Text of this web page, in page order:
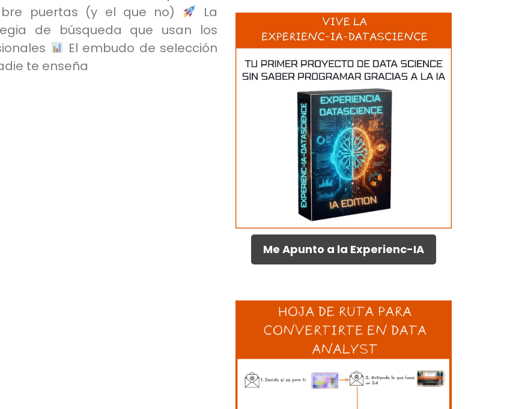
puertas (y el que no)
La
de búsqueda que usan los
El embudo de selección
te enseña
Me Apunto a la Experienc-IA